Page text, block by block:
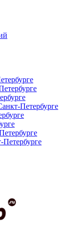
Петербурге
Петербурге